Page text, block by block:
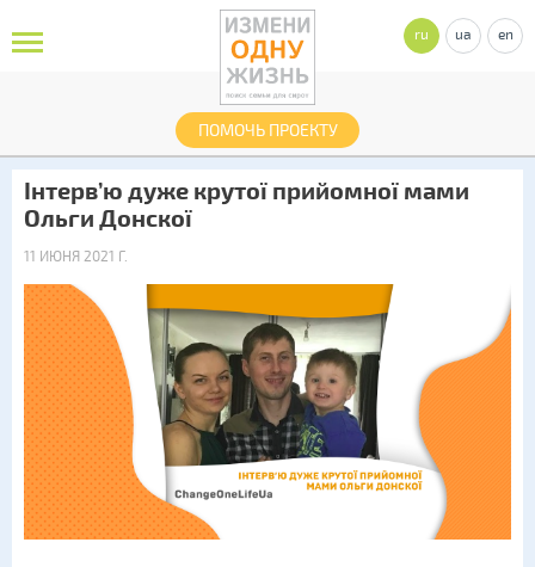
ПОМОЧЬ ПРОЕКТУ
ru ua en
Інтерв’ю дуже крутої прийомної мами
Ольги Донскої
11 ИЮНЯ 2021 Г.